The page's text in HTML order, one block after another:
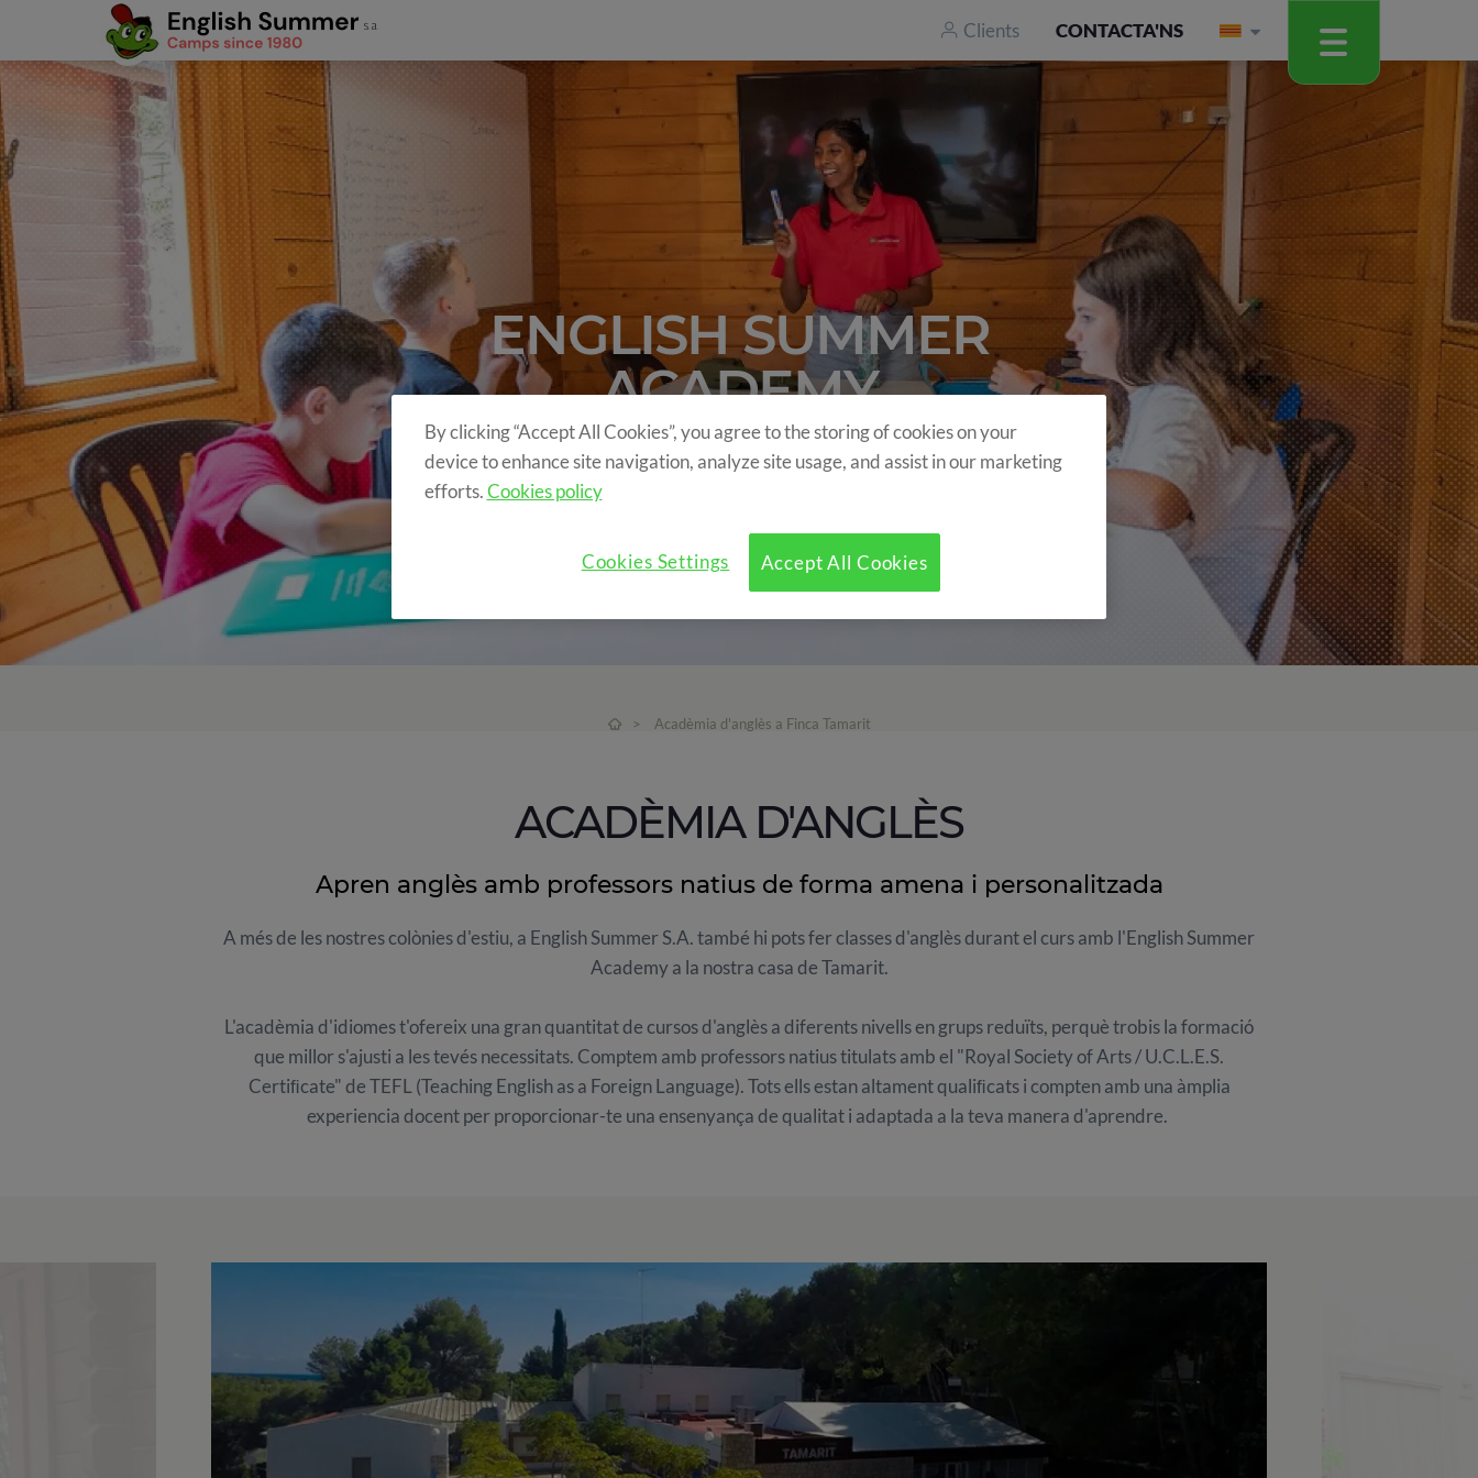
Clients CONTACTA'NS
ENGLISH SUMMER
ACADEMY
> Acadèmia d'anglès a Finca Tamarit
ACADÈMIA D'ANGLÈS
Apren anglès amb professors natius de forma amena i personalitzada
A més de les nostres colònies d'estiu, a English Summer S.A. també hi pots fer classes d'anglès durant el curs amb l'English Summer
Academy a la nostra casa de Tamarit.
L'acadèmia d'idiomes t'ofereix una gran quantitat de cursos d'anglès a diferents nivells en grups reduïts, perquè trobis la formació
que millor s'ajusti a les tevés necessitats. Comptem amb professors natius titulats amb el "Royal Society of Arts / U.C.L.E.S.
Certiﬁcate" de TEFL (Teaching English as a Foreign Language). Tots ells estan altament qualiﬁcats i compten amb una àmplia
experiencia docent per proporcionar-te una ensenyança de qualitat i adaptada a la teva manera d'aprendre.
By clicking “Accept All Cookies”, you agree to the storing of cookies on your
device to enhance site navigation, analyze site usage, and assist in our marketing
efforts.Cookies policy
Accept All Cookies
Cookies Settings